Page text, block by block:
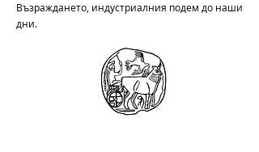
Възраждането, индустриалния подем до наши
дни.